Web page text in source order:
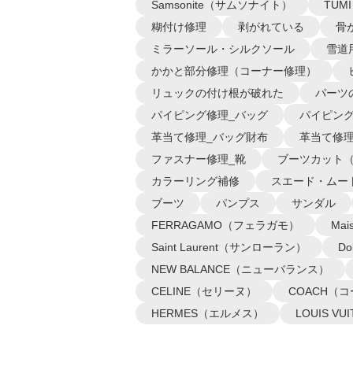
Samsonite（サムソナイト）
糊付け修理
剥がれている
骨
ミラーソール・シルクソール
雪道
かかと部分修理（コーナー修理）
リュックの付け根が破れた
パーツ
パイピング修理_バッグ
パイピン
革当て修理_バッグ財布
革当て修
ファスナー修理_靴
ブーツカット
カラーリング補修
スエード・ムー
ブーツ
パンプス
サンダル
FERRAGAMO（フェラガモ）
Saint Laurent（サンローラン）
NEW BALANCE（ニューバランス）
CELINE（セリーヌ）
COACH（コ
HERMES（エルメス）
LOUIS